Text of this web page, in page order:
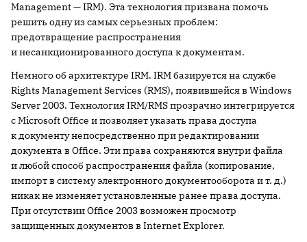
Management — IRM). Эта технология призвана помочь
решить одну из самых серьезных проблем:
предотвращение распространения
и несанкционированного доступа к документам.
Немного об архитектуре IRM. IRM базируется на службе
Rights Management Services (RMS), появившейся в Windows
Server 2003. Технология IRM/RMS прозрачно интегрируется
с Microsoft Office и позволяет указать права доступа
к документу непосредственно при редактировании
документа в Office. Эти права сохраняются внутри файла
и любой способ распространения файла (копирование,
импорт в систему электронного документооборота и т. д.)
никак не изменяет установленные ранее права доступа.
При отсутствии Office 2003 возможен просмотр
защищенных документов в Internet Explorer.